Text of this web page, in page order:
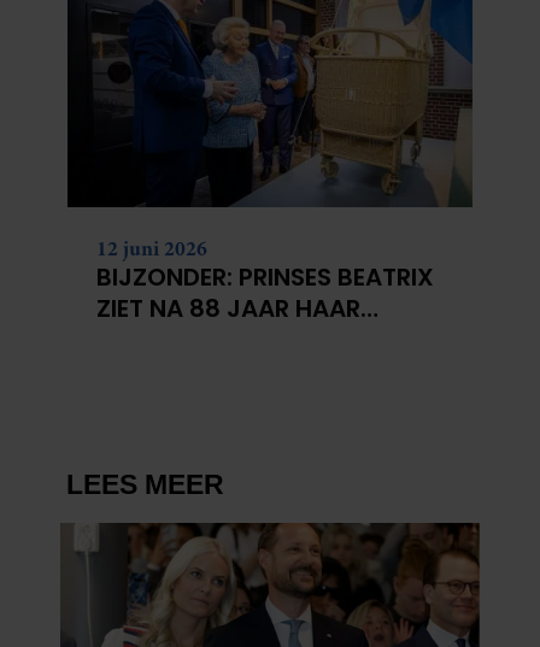
12 juni 2026
BIJZONDER: PRINSES BEATRIX
ZIET NA 88 JAAR HAAR